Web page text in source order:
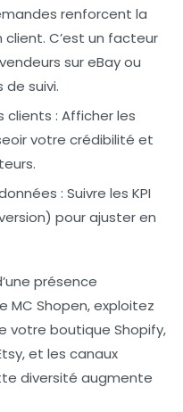
renforcent la
C’est un facteur
sur eBay ou
suivi.
clients : Afficher les
votre crédibilité et
: Suivre les KPI
pour ajuster en
présence
MC Shopen, exploitez
votre boutique Shopify,
et les canaux
diversité augmente